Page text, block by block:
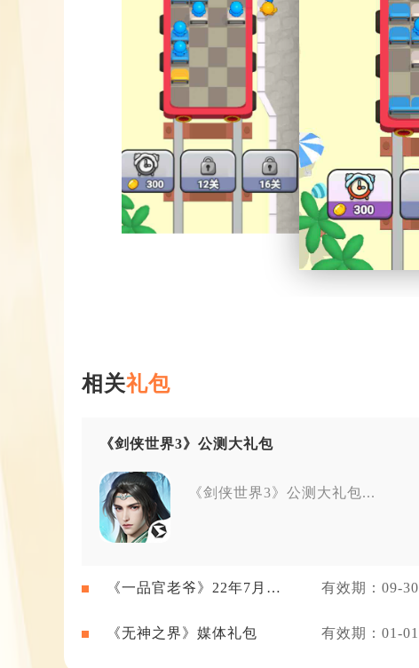
相关礼包
《剑侠世界3》公测大礼包
《剑侠世界3》公测大礼包...
《一品官老爷》22年7月新
有效期：09-30
《无神之界》媒体礼包 有效期：01-01